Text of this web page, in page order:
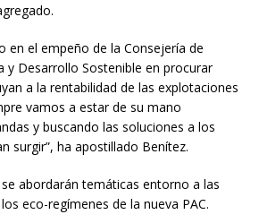
en el empeño de la Consejería de
y Desarrollo Sostenible en procurar
a la rentabilidad de las explotaciones
vamos a estar de su mano
y buscando las soluciones a los
surgir”, ha apostillado Benítez.
abordarán temáticas entorno a las
eco-regímenes de la nueva PAC.